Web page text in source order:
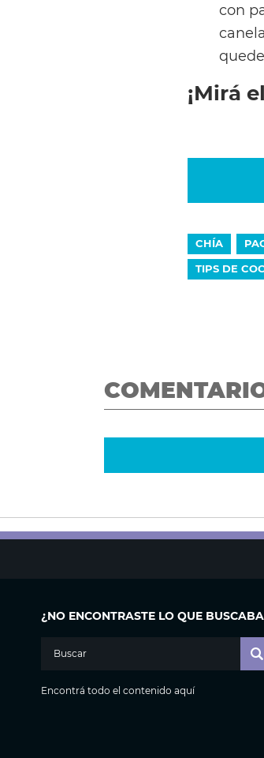
con
¡Mirá
CHÍA
TIPS DE
¿NO ENCONTRASTE LO QUE
Encontrá todo el contenido aquí